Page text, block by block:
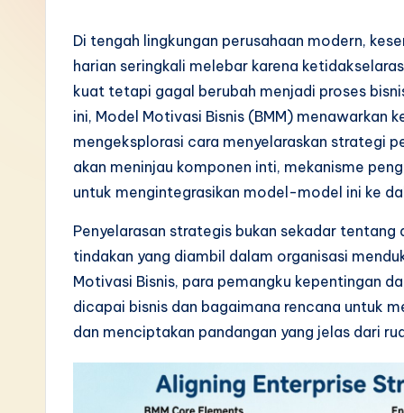
si
Di tengah lingkungan perusahaan modern,
harian seringkali melebar karena
kuat tetapi gagal berubah menjadi proses
ini, Model Motivasi Bisnis (BMM) menawarkan
mengeksplorasi cara menyelaraskan strategi
akan meninjau komponen inti, mekanisme
untuk mengintegrasikan model-model ini ke
Penyelarasan strategis bukan sekadar
tindakan yang diambil dalam organisasi
Motivasi Bisnis, para pemangku kepentingan
dicapai bisnis dan bagaimana rencana untuk
dan menciptakan pandangan yang jelas dari